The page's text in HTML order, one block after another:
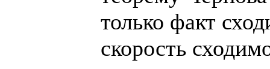
только факт
скорость